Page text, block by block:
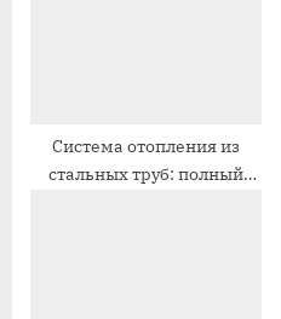
Система отопления из
стальных труб: полный